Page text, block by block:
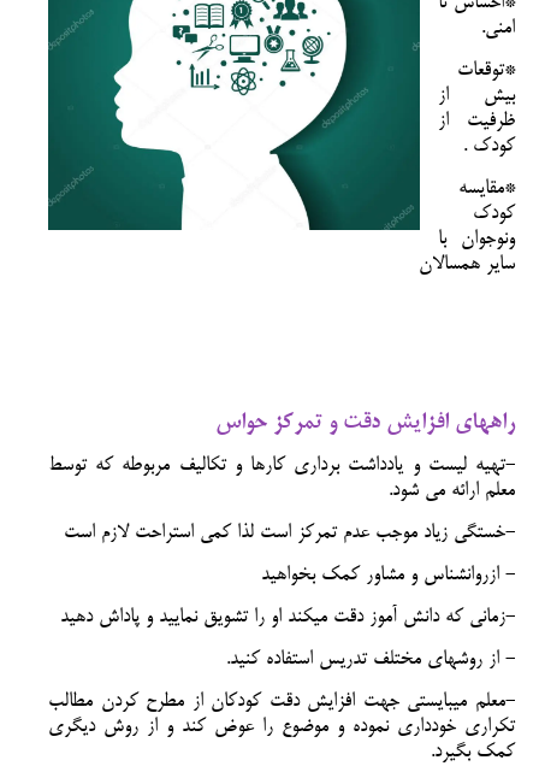
امنی.
*توقعات
بیش از
ظرفیت از
کودک .
*مقایسه
کودک
ونوجوان با
سایر همسالان
راههای افزایش دقت و تمرکز حواس
-تهیه لیست‌ و یادداشت برداری کارها و تکالیف مربوطه که توسط
معلم ارائه می شود.
-خستگی زیاد موجب عدم تمرکز است لذا کمی استراحت لازم است
- ازروانشناس و مشاور کمک بخواهید
-زمانی که دانش آموز دقت میکند او را تشویق نمایید و پاداش دهید
- از روشهای مختلف تدریس استفاده کنید.
-معلم میبایستی جهت افزایش دقت کودکان از مطرح کردن مطالب
تکراری خودداری نموده و موضوع را عوض کند و از روش دیگری
کمک بگیرد.